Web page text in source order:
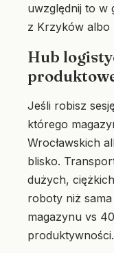
uwzględnij to w
z Krzyków albo
Hub
Jeśli robisz
którego
Wrocławskich
blisko.
dużych,
roboty niż
magazynu vs
produktywności.